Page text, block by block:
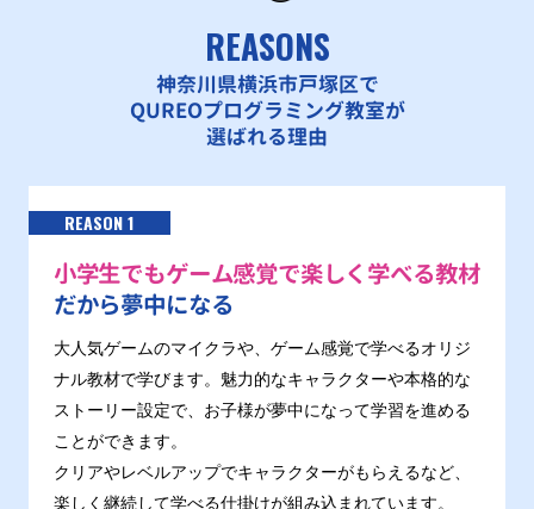
REASONS
神奈川県横浜市戸塚区で
QUREOプログラミング教室が
選ばれる理由
REASON 1
小学生でもゲーム感覚で楽しく学べる教材
だから夢中になる
大人気ゲームのマイクラや、ゲーム感覚で学べるオリジ
ナル教材で学びます。魅力的なキャラクターや本格的な
ストーリー設定で、お子様が夢中になって学習を進める
ことができます。
クリアやレベルアップでキャラクターがもらえるなど、
楽しく継続して学べる仕掛けが組み込まれています。